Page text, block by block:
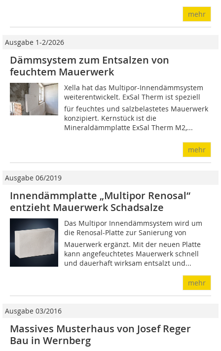
mehr
Ausgabe 1-2/2026
Dämmsystem zum Entsalzen von
feuchtem Mauerwerk
Xella hat das Multipor-Innendämmsystem
weiterentwickelt. ExSal Therm ist speziell
für feuchtes und salzbelastetes Mauerwerk
konzipiert. Kernstück ist die
Mineraldämmplatte ExSal Therm M2,...
mehr
Ausgabe 06/2019
Innendämmplatte „Multipor Renosal“
entzieht Mauerwerk Schadsalze
Das Multipor Innendämmsystem wird um
die Renosal-Platte zur Sanierung von
Mauerwerk ergänzt. Mit der neuen Platte
kann angefeuchtetes Mauerwerk schnell
und dauerhaft wirksam entsalzt und...
mehr
Ausgabe 03/2016
Massives Musterhaus von Josef Reger
Bau in Wernberg